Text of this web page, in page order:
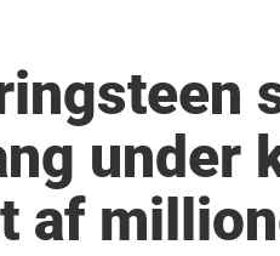
under
af